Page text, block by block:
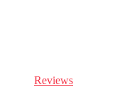
Reviews